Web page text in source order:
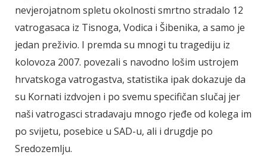
nevjerojatnom spletu okolnosti smrtno stradalo 12
vatrogasaca iz Tisnoga, Vodica i Šibenika, a samo je
jedan preživio. I premda su mnogi tu tragediju iz
kolovoza 2007. povezali s navodno lošim ustrojem
hrvatskoga vatrogastva, statistika ipak dokazuje da
su Kornati izdvojen i po svemu specifičan slučaj jer
naši vatrogasci stradavaju mnogo rjeđe od kolega im
po svijetu, posebice u SAD-u, ali i drugdje po
Sredozemlju.